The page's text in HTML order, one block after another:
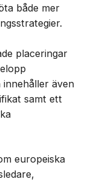
både mer
placeringar
innehåller även
samt ett
europeiska